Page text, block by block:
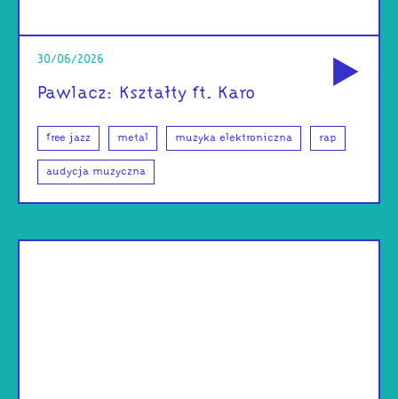
30/06/2026
Pawlacz: Kształty ft. Karo
free jazz metal muzyka elektroniczna rap
audycja muzyczna